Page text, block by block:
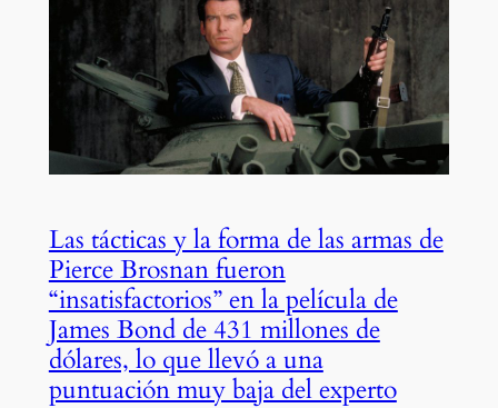
Las tácticas y la forma de las armas de
Pierce Brosnan fueron
“insatisfactorios” en la película de
James Bond de 431 millones de
dólares, lo que llevó a una
puntuación muy baja del experto